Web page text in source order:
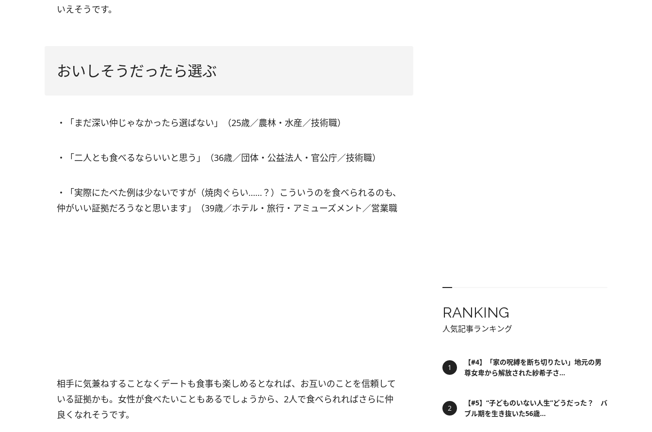
いえそうです。
おいしそうだったら選ぶ
・「まだ深い仲じゃなかったら選ばない」（25歳／農林・水産／技術職）
・「二人とも食べるならいいと思う」（36歳／団体・公益法人・官公庁／技術職）
・「実際にたべた例は少ないですが（焼肉ぐらい……？）こういうのを食べられるのも、
仲がいい証拠だろうなと思います」（39歳／ホテル・旅行・アミューズメント／営業職
相手に気兼ねすることなくデートも食事も楽しめるとなれば、お互いのことを信頼して
いる証拠かも。女性が食べたいこともあるでしょうから、2人で食べられればさらに仲
良くなれそうです。
RANKING
人気記事ランキング
【#4】「家の呪縛を断ち切りたい」地元の男
尊女卑から解放された紗希子さ...
【#5】“子どものいない人生”どうだった？ バ
ブル期を生き抜いた56歳...